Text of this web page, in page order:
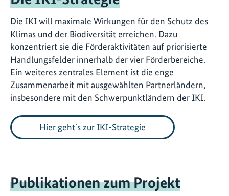
Die IKI will maximale Wirkungen für den Schutz des
Klimas und der Biodiversität erreichen. Dazu
konzentriert sie die Förderaktivitäten auf priorisierte
Handlungsfelder innerhalb der vier Förderbereiche.
Ein weiteres zentrales Element ist die enge
Zusammenarbeit mit ausgewählten Partnerländern,
insbesondere mit den Schwerpunktländern der IKI.
Hier geht´s zur IKI-Strategie
Publikationen zum Projekt